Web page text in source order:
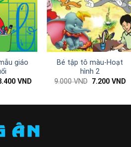
giáo
VNDGiá
Bé tập tô màu-Hoạt
hình 2
9.000VND Giá
7.200VND